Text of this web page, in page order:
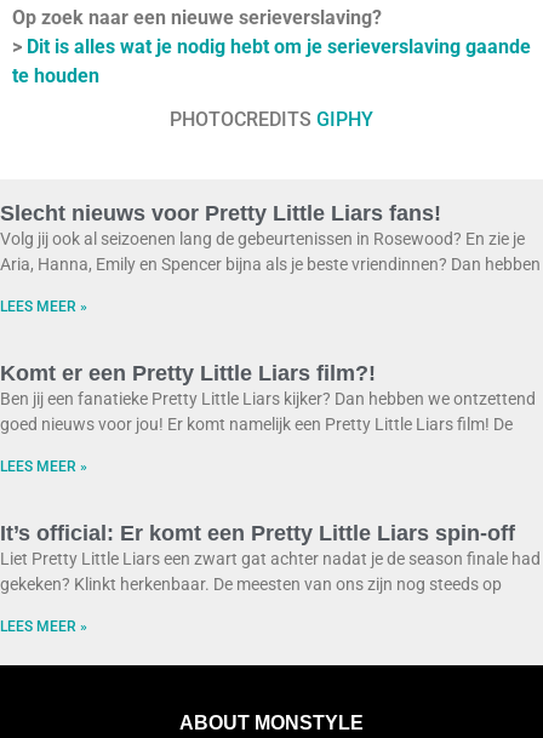
Op zoek naar een nieuwe serieverslaving?
> Dit is alles wat je nodig hebt om je serieverslaving gaande
te houden
PHOTOCREDITS GIPHY
Slecht nieuws voor Pretty Little Liars fans!
Volg jij ook al seizoenen lang de gebeurtenissen in Rosewood? En zie je
Aria, Hanna, Emily en Spencer bijna als je beste vriendinnen? Dan hebben
LEES MEER »
Komt er een Pretty Little Liars film?!
Ben jij een fanatieke Pretty Little Liars kijker? Dan hebben we ontzettend
goed nieuws voor jou! Er komt namelijk een Pretty Little Liars film! De
LEES MEER »
It’s official: Er komt een Pretty Little Liars spin-off
Liet Pretty Little Liars een zwart gat achter nadat je de season finale had
gekeken? Klinkt herkenbaar. De meesten van ons zijn nog steeds op
LEES MEER »
ABOUT MONSTYLE